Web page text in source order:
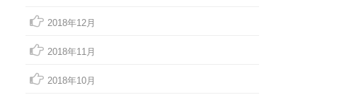
2018年12月
2018年11月
2018年10月